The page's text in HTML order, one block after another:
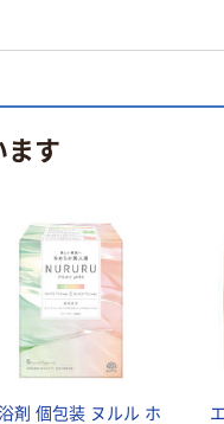
す
剤 個包装 ヌルル ホ